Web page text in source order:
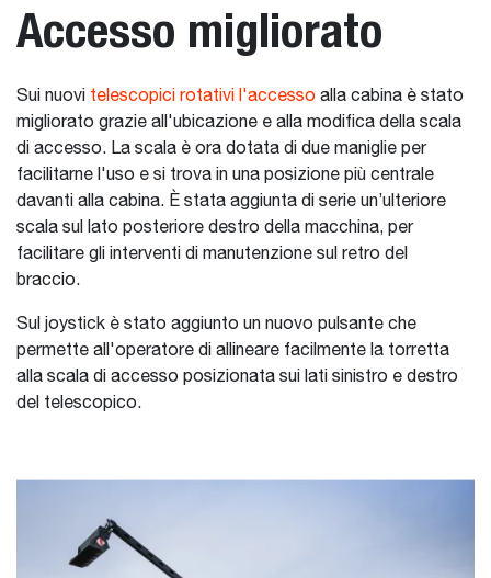
Accesso migliorato
Sui nuovi telescopici rotativi l'accesso alla cabina è stato
migliorato grazie all'ubicazione e alla modifica della scala
di accesso. La scala è ora dotata di due maniglie per
facilitarne l'uso e si trova in una posizione più centrale
davanti alla cabina. È stata aggiunta di serie un’ulteriore
scala sul lato posteriore destro della macchina, per
facilitare gli interventi di manutenzione sul retro del
braccio.
Sul joystick è stato aggiunto un nuovo pulsante che
permette all'operatore di allineare facilmente la torretta
alla scala di accesso posizionata sui lati sinistro e destro
del telescopico.